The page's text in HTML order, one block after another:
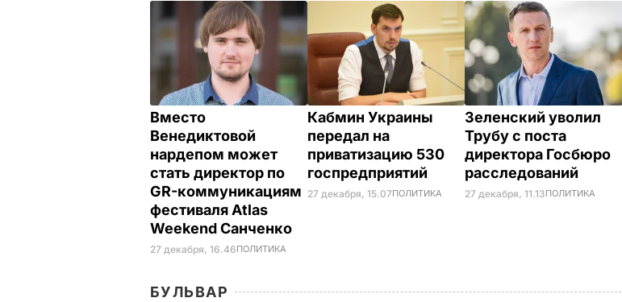
Вместо
Венедиктовой
нардепом может
стать директор по
GR-коммуникациям
фестиваля Atlas
Weekend Санченко
27 декабря, 16.46ПОЛИТИКА
Кабмин Украины
передал на
приватизацию 530
госпредприятий
27 декабря, 15.07ПОЛИТИКА
Зеленский уволил
Трубу с поста
директора Госбюро
расследований
27 декабря, 11.13ПОЛИТИКА
БУЛЬВАР